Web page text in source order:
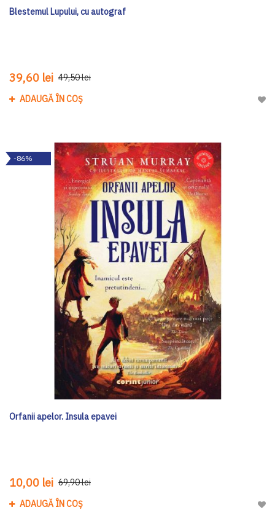
Blestemul Lupului, cu autograf
39,60 lei 49,50 lei
ADAUGĂ ÎN COȘ
-86%
Orfanii apelor. Insula epavei
10,00 lei 69,90 lei
ADAUGĂ ÎN COȘ